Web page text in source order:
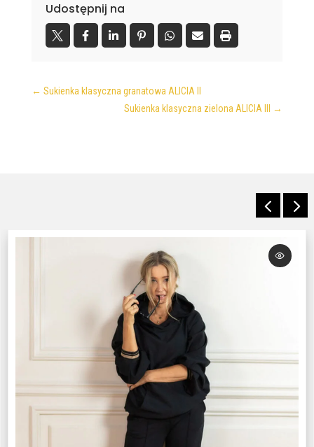
Udostępnij na
← Sukienka klasyczna granatowa ALICIA II
Sukienka klasyczna zielona ALICIA III
→